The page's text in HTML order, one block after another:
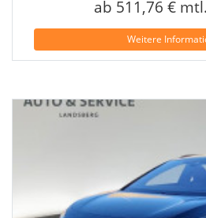
ab 511,76 €
Weitere